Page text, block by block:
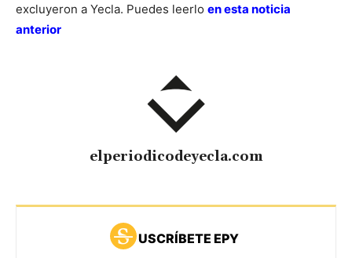
excluyeron a Yecla. Puedes leerlo en esta noticia
anterior
elperiodicodeyecla.com
USCRÍBETE EPY